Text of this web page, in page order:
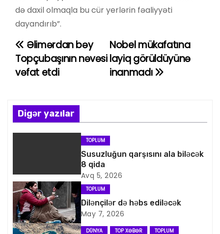
də daxil olmaqla bu cür yerlərin fəaliyyəti
dayandırıb”.
Y
a
ı
n
v
i
q
Nobel mükafatına
layiq görüldüyünə
inanmadı
Əlimərdan bəy
Topçubaşının nəvəsi
vəfat etdi
Digər yazılar
TOPLUM
Susuzluğun qarşısını ala biləcək
8 qida
Avq 5, 2026
TOPLUM
Dilənçilər də həbs ediləcək
May 7, 2026
DÜNYA TOP XƏBƏR TOPLUM